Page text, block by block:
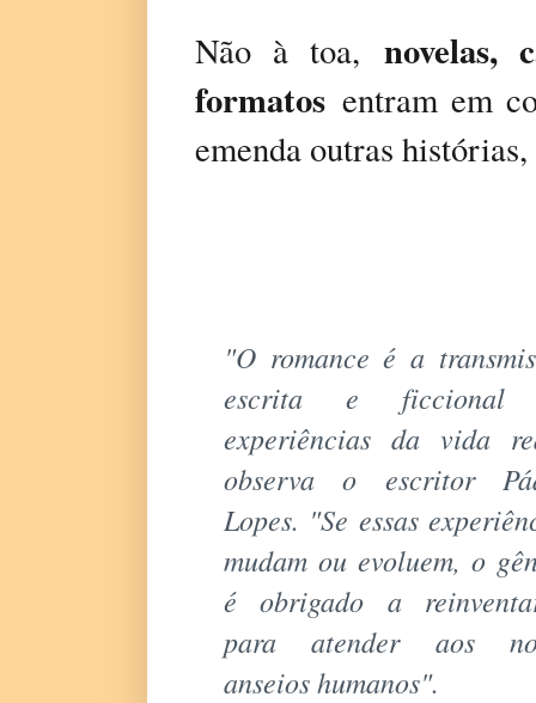
Não à toa,novelas,
formatos entram em
emenda outras
"O romance é a
escrita e ficcional
experiências da vida
observa o escritor
Lopes. "Se essas
mudam ou evoluem, o
é obrigado a
para atender aos
anseios humanos".